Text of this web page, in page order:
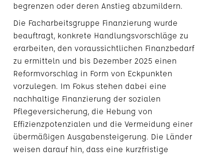
begrenzen oder deren Anstieg abzumildern.
Die Facharbeitsgruppe Finanzierung wurde
beauftragt, konkrete Handlungsvorschläge zu
erarbeiten, den voraussichtlichen Finanzbedarf
zu ermitteln und bis Dezember 2025 einen
Reformvorschlag in Form von Eckpunkten
vorzulegen. Im Fokus stehen dabei eine
nachhaltige Finanzierung der sozialen
Pflegeversicherung, die Hebung von
Effizienzpotenzialen und die Vermeidung einer
übermäßigen Ausgabensteigerung. Die Länder
weisen darauf hin, dass eine kurzfristige